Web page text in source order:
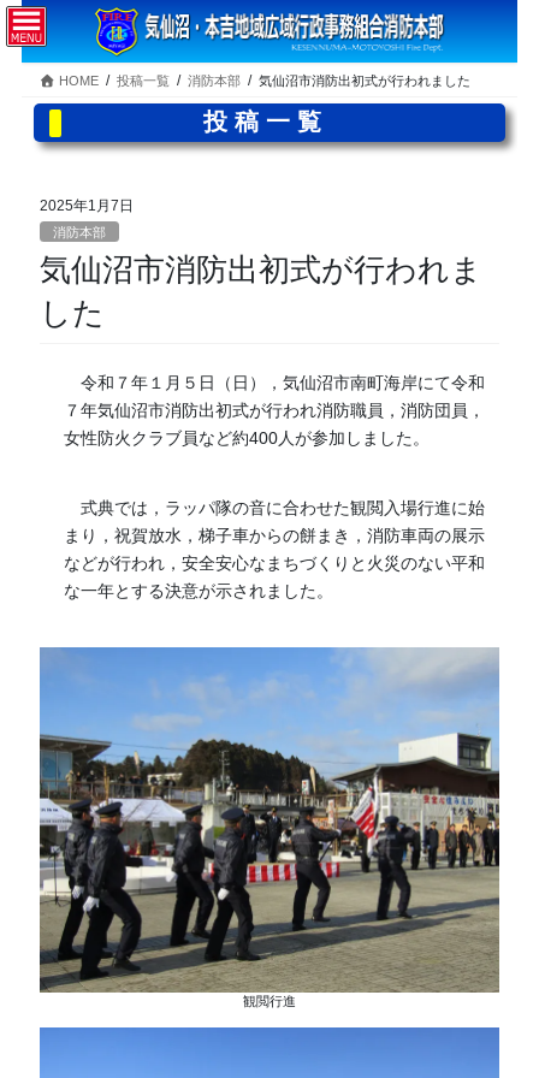
コ
ン
テ
ツ
へ
ナ
ビ
ゲ
シ
ョ
HOME 投稿一覧 消防本部 気仙沼市消防出初式が行われました
投稿一覧
2025年1月7日
消防本部
気仙沼市消防出初式が行われま
した
令和７年１月５日（日），気仙沼市南町海岸にて令和
７年気仙沼市消防出初式が行われ消防職員，消防団員，
女性防火クラブ員など約400人が参加しました。
式典では，ラッパ隊の音に合わせた観閲入場行進に始
まり，祝賀放水，梯子車からの餅まき，消防車両の展示
などが行われ，安全安心なまちづくりと火災のない平和
な一年とする決意が示されました。
観閲行進